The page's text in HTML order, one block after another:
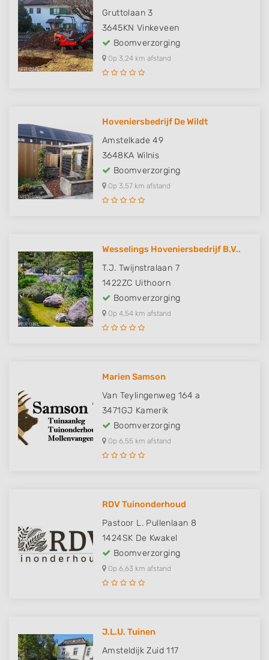
Gruttolaan 3
3645KN Vinkeveen
Boomverzorging
Op 3,24 km afstand
Hoveniersbedrijf De Wildt
Amstelkade 49
3648KA Wilnis
Boomverzorging
Op 3,57 km afstand
Wesselings Hoveniersbedrijf B.V..
T.J. Twijnstralaan 7
1422ZC Uithoorn
Boomverzorging
Op 4,54 km afstand
Marien Samson
Van Teylingenweg 164 a
3471GJ Kamerik
Boomverzorging
Op 6,55 km afstand
RDV Tuinonderhoud
Pastoor L. Pullenlaan 8
1424SK De Kwakel
Boomverzorging
Op 6,63 km afstand
J.L.U. Tuinen
Amsteldijk Zuid 117